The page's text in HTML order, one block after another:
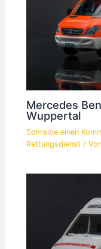
Mercedes
Wuppertal
Schreibe einen
Rettungsdienst /